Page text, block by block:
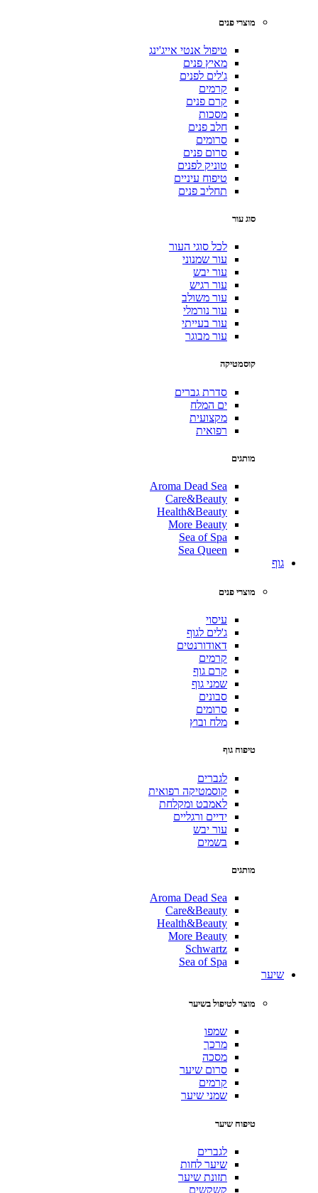
מוצרי פנים
טיפול אנטי אייג'ינג
מאיץ פנים
ג'לים לפנים
קרמים
קרם פנים
מסכות
חלב פנים
סרומים
סרום פנים
טוניק לפנים
טיפוח עיניים
תחליב פנים
סוג עור
לכל סוגי העור
עור שמנוני
עור יבש
עור רגיש
עור משולב
עור נורמלי
עור בעייתי
עור מבוגר
קוסמטיקה
סדרת גברים
ים המלח
מקצועית
רפואית
מותגים
Aroma Dead Sea
Care&Beauty
Health&Beauty
More Beauty
Sea of Spa
Sea Queen
גוף
מוצרי פנים
עיסוי
ג'לים לגוף
דאודורנטים
קרמים
קרם גוף
שמני גוף
סבונים
סרומים
מלח ובוץ
טיפוח גוף
לגברים
קוסמטיקה רפואית
לאמבט ומקלחת
ידיים ורגליים
עור יבש
בשמים
מותגים
Aroma Dead Sea
Care&Beauty
Health&Beauty
More Beauty
Schwartz
Sea of Spa
שיער
מוצר לטיפול בשיער
שמפו
מרכך
מסכה
סרום שיער
קרמים
שמני שיער
טיפוח שיער
לגברים
שיער לחות
תזונת שיער
קשקשים